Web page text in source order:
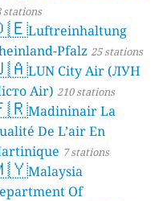
stations
Luftreinhaltung
Pfalz 25 stations
LUN City Air (ЛУН
Air) 210 stations
Madininair La
De L’air En
7 stations
Malaysia
Of